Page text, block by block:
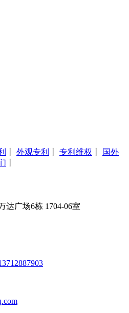
外观专利 专利维权
国外
达广场6栋 1704-06室